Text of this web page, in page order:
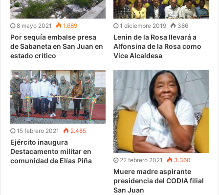
8 mayo 2021 1.689
Por sequía embalse presa
de Sabaneta en San Juan en
estado crítico
1 diciembre 2019 386
Lenin de la Rosa llevará a
Alfonsina de la Rosa como
Vice Alcaldesa
15 febrero 2021 2.485
Ejército inaugura
Destacamento militar en
comunidad de Elías Piña
22 febrero 2021 3.360
Muere madre aspirante
presidencia del CODIA filial
San Juan